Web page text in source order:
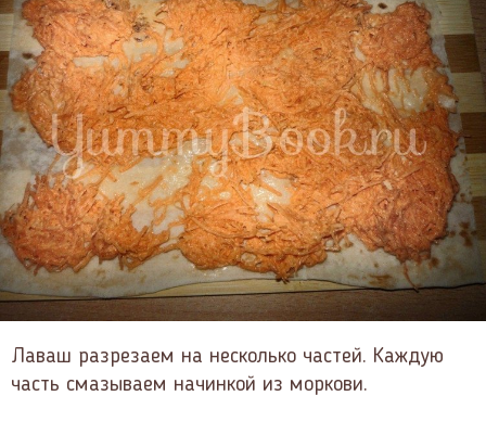
Лаваш разрезаем на несколько частей. Каждую
часть смазываем начинкой из моркови.